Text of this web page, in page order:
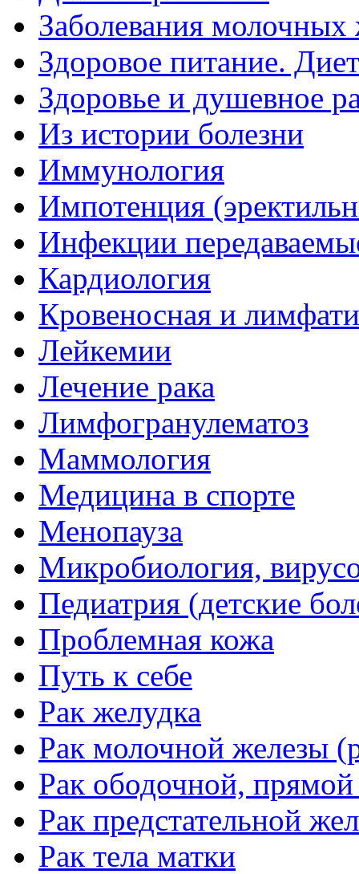
Заболевания молочных
Здоровое питание.
Здоровье и душевное
Из истории болезни
Иммунология
Импотенция
Инфекции
Кардиология
Кровеносная и
Лейкемии
Лечение рака
Лимфогранулематоз
Маммология
Медицина в спорте
Менопауза
Микробиология,
Педиатрия (детские
Проблемная кожа
Путь к себе
Рак желудка
Рак молочной железы
Рак ободочной,
Рак предстательной
Рак тела матки